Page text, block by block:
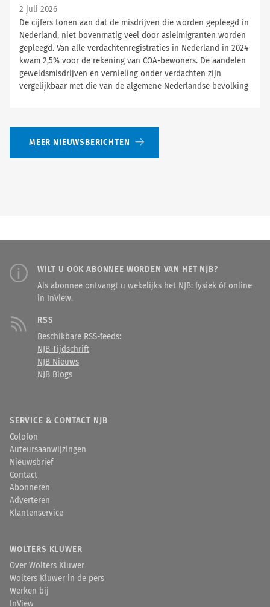
2 juli 2026
De cijfers tonen aan dat de misdrijven die worden gepleegd in
Nederland, niet bovenmatig veel door asielmigranten worden
gepleegd. Van alle verdachtenregistraties in Nederland in 2024
kwam 2,5% voor de rekening van COA-bewoners. De aandelen
geweldsmisdrijven en vernieling onder verdachten zijn
vergelijkbaar met die van de algemene Nederlandse bevolking
MEER NIEUWSBERICHTEN
WILT U OOK ABONNEE WORDEN VAN HET NJB?
Als abonnee ontvangt u wekelijks het NJB: fysiek óf online
in InView.
RSS
Beschikbare RSS-feeds:
NJB Tijdschrift
NJB Nieuws
NJB Blogs
SERVICE & CONTACT NJB
Colofon
Auteursaanwijzingen
Nieuwsbrief
Contact
Abonneren
Adverteren
Klantenservice
WOLTERS KLUWER
Over Wolters Kluwer
Wolters Kluwer in de pers
Werken bij
InView